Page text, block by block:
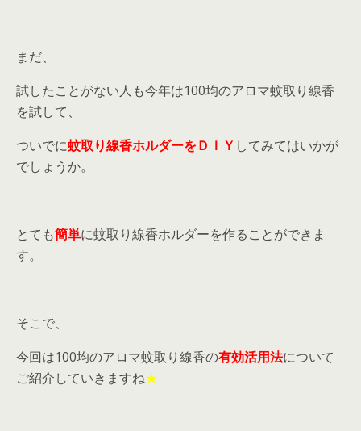
まだ、
試したことがない人も今年は100均のアロマ蚊取り線香
を試して、
ついでに蚊取り線香ホルダーをＤＩＹ してみてはいかが
でしょうか。
とても簡単に蚊取り線香ホルダーを作ることができま
す。
そこで、
今回は100均のアロマ蚊取り線香の有効活用法について
ご紹介していきますね★